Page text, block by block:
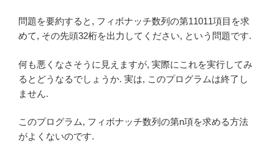
問題を要約すると, フィボナッチ数列の第11011項目を求
めて, その先頭32桁を出力してください, という問題です.
何も悪くなさそうに見えますが, 実際にこれを実行してみ
るとどうなるでしょうか. 実は, このプログラムは終了し
ません.
このプログラム, フィボナッチ数列の第n項を求める方法
がよくないのです.